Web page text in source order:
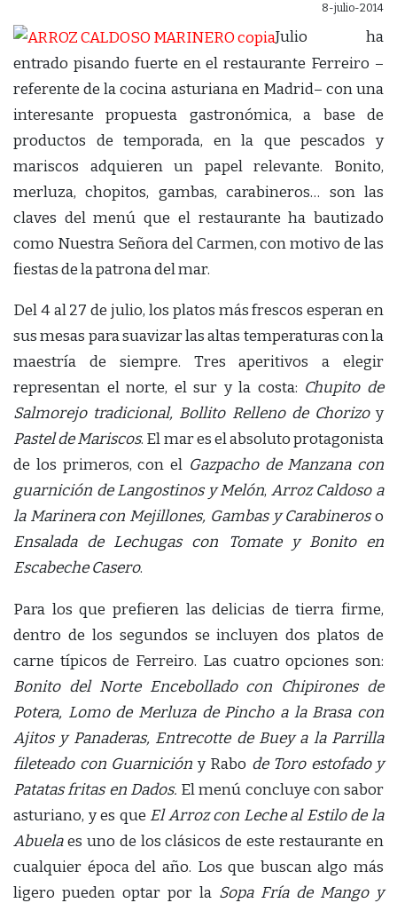
8-julio-2014
Julio ha
entrado pisando fuerte en el restaurante Ferreiro –
referente de la cocina asturiana en Madrid– con una
interesante propuesta gastronómica, a base de
productos de temporada, en la que pescados y
mariscos adquieren un papel relevante. Bonito,
merluza, chopitos, gambas, carabineros… son las
claves del menú que el restaurante ha bautizado
como Nuestra Señora del Carmen, con motivo de las
fiestas de la patrona del mar.
Del 4 al 27 de julio, los platos más frescos esperan en
sus mesas para suavizar las altas temperaturas con la
maestría de siempre. Tres aperitivos a elegir
representan el norte, el sur y la costa: Chupito de
Salmorejo tradicional, Bollito Relleno de Chorizoy
Pastel de Mariscos. El mar es el absoluto protagonista
de los primeros, con el Gazpacho de Manzana con
guarnición de Langostinos y Melón, Arroz Caldoso a
la Marinera con Mejillones, Gambas y Carabineroso
Ensalada de Lechugas con Tomate y Bonito en
Escabeche Casero.
Para los que prefieren las delicias de tierra firme,
dentro de los segundos se incluyen dos platos de
carne típicos de Ferreiro. Las cuatro opciones son:
Bonito del Norte Encebollado con Chipirones de
Potera, Lomo de Merluza de Pincho a la Brasa con
Ajitos y Panaderas, Entrecotte de Buey a la Parrilla
fileteado con Guarnición y Rabo de Toro estofado y
Patatas fritas en Dados. El menú concluye con sabor
asturiano, y es que El Arroz con Leche al Estilo de la
Abuelaes uno de los clásicos de este restaurante en
cualquier época del año. Los que buscan algo más
ligero pueden optar por la Sopa Fría de Mango y